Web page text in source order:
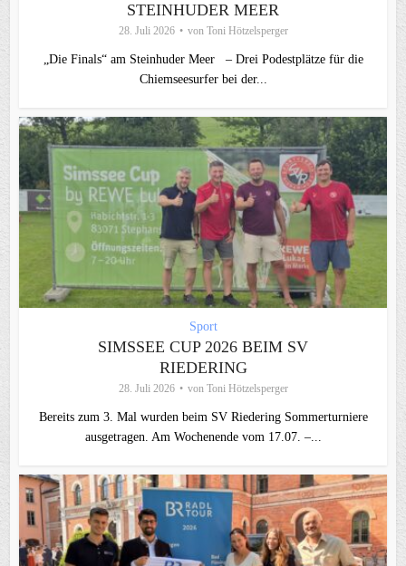
STEINHUDER MEER
28. Juli 2026 von Toni Hötzelsperger
„Die Finals“ am Steinhuder Meer – Drei Podestplätze für die
Chiemseesurfer bei der...
Sport
SIMSSEE CUP 2026 BEIM SV
RIEDERING
28. Juli 2026 von Toni Hötzelsperger
Bereits zum 3. Mal wurden beim SV Riedering Sommerturniere
ausgetragen. Am Wochenende vom 17.07. –...